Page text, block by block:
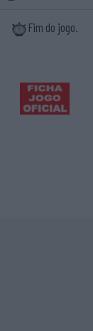
Fim do jogo.